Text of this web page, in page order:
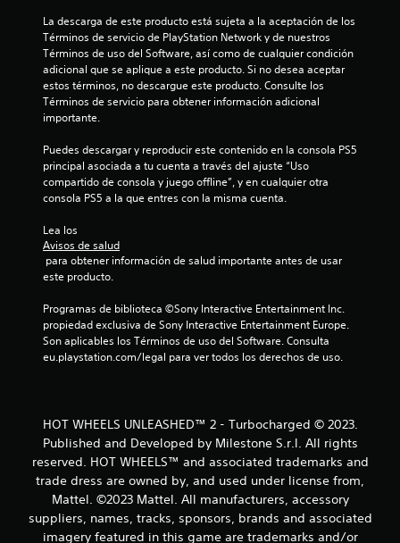
l
i
f
c
a
n
e
La descarga de este producto está sujeta a la aceptación de los
Términos de servicio de PlayStation Network y de nuestros
Términos de uso del Software, así como de cualquier condición
adicional que se aplique a este producto. Si no desea aceptar
estos términos, no descargue este producto. Consulte los
Términos de servicio para obtener información adicional
importante.
Puedes descargar y reproducir este contenido en la consola PS5
principal asociada a tu cuenta a través del ajuste “Uso
compartido de consola y juego offline”, y en cualquier otra
consola PS5 a la que entres con la misma cuenta.
Lea los
Avisos de salud
este producto.
Programas de biblioteca ©Sony Interactive Entertainment Inc.
propiedad exclusiva de Sony Interactive Entertainment Europe.
Son aplicables los Términos de uso del Software. Consulta
eu.playstation.com/legal para ver todos los derechos de uso.
HOT WHEELS UNLEASHED™ 2 - Turbocharged © 2023.
Published and Developed by Milestone S.r.l. All rights
reserved. HOT WHEELS™ and associated trademarks and
trade dress are owned by, and used under license from,
Mattel. ©2023 Mattel. All manufacturers, accessory
suppliers, names, tracks, sponsors, brands and associated
imagery featured in this game are trademarks and/or